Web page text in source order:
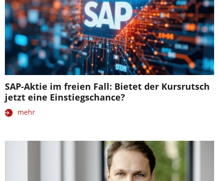
SAP-Aktie im freien Fall: Bietet der Kursrutsch
jetzt eine Einstiegschance?
mehr